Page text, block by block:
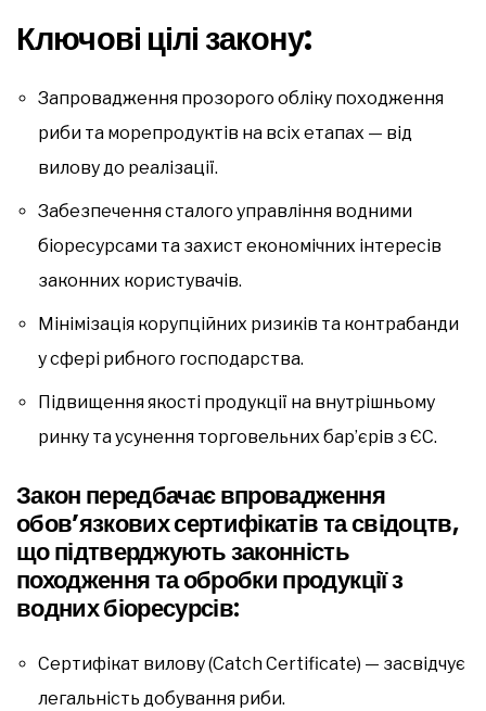
Ключові цілі закону:
Запровадження прозорого обліку походження
риби та морепродуктів на всіх етапах — від
вилову до реалізації.
Забезпечення сталого управління водними
біоресурсами та захист економічних інтересів
законних користувачів.
Мінімізація корупційних ризиків та контрабанди
у сфері рибного господарства.
Підвищення якості продукції на внутрішньому
ринку та усунення торговельних бар’єрів з ЄС.
Закон передбачає впровадження
обов’язкових сертифікатів та свідоцтв,
що підтверджують законність
походження та обробки продукції з
водних біоресурсів:
Сертифікат вилову (Catch Certificate) — засвідчує
легальність добування риби.